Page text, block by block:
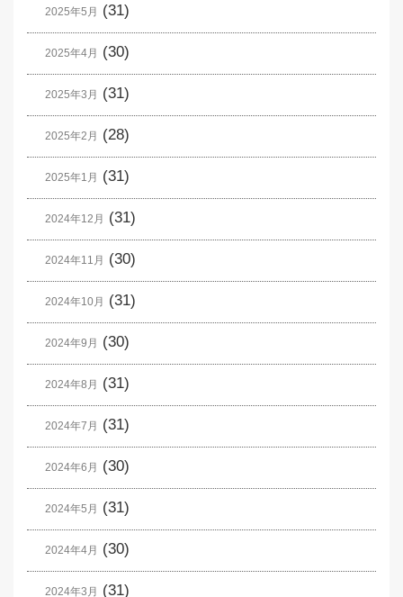
2025年5月 (31)
2025年4月 (30)
2025年3月 (31)
2025年2月 (28)
2025年1月 (31)
2024年12月 (31)
2024年11月 (30)
2024年10月 (31)
2024年9月 (30)
2024年8月 (31)
2024年7月 (31)
2024年6月 (30)
2024年5月 (31)
2024年4月 (30)
2024年3月 (31)